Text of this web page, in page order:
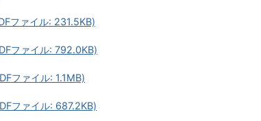
ファイル: 231.5KB)
ファイル: 792.0KB)
ファイル: 1.1MB)
ファイル: 687.2KB)